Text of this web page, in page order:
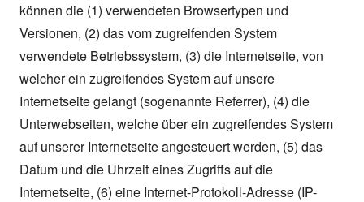
können die (1) verwendeten Browsertypen und
Versionen, (2) das vom zugreifenden System
verwendete Betriebssystem, (3) die Internetseite, von
welcher ein zugreifendes System auf unsere
Internetseite gelangt (sogenannte Referrer), (4) die
Unterwebseiten, welche über ein zugreifendes System
auf unserer Internetseite angesteuert werden, (5) das
Datum und die Uhrzeit eines Zugriffs auf die
Internetseite, (6) eine Internet-Protokoll-Adresse (IP-